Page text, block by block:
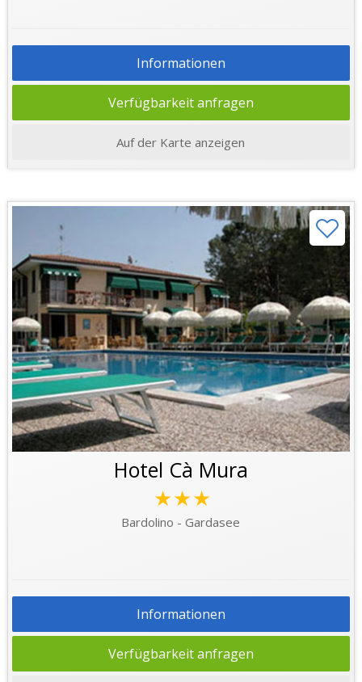
Informationen
Verfügbarkeit anfragen
Auf der Karte anzeigen
Hotel Cà Mura
★★★
Bardolino - Gardasee
Informationen
Verfügbarkeit anfragen